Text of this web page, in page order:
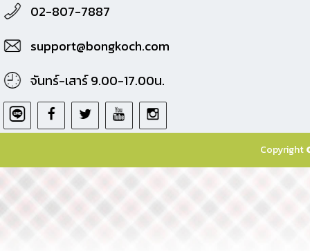
02-807-7887
support@bongkoch.com
จันทร์-เสาร์ 9.00-17.00น.
Copyright